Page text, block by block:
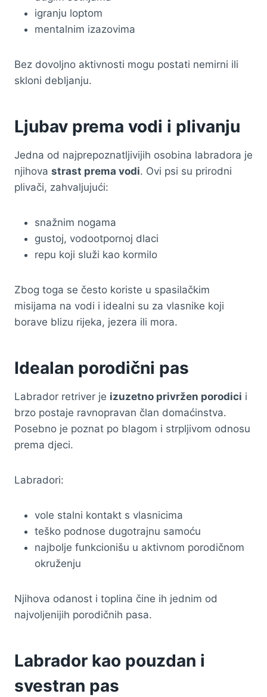
igranju loptom
mentalnim izazovima
Bez dovoljno aktivnosti mogu postati nemirni ili
skloni debljanju.
Ljubav prema vodi i plivanju
Jedna od najprepoznatljivijih osobina labradora je
njihova strast prema vodi. Ovi psi su prirodni
plivači, zahvaljujući:
snažnim nogama
gustoj, vodootpornoj dlaci
repu koji služi kao kormilo
Zbog toga se često koriste u spasilačkim
misijama na vodi i idealni su za vlasnike koji
borave blizu rijeka, jezera ili mora.
Idealan porodični pas
Labrador retriver je izuzetno privržen porodici i
brzo postaje ravnopravan član domaćinstva.
Posebno je poznat po blagom i strpljivom odnosu
prema djeci.
Labradori:
vole stalni kontakt s vlasnicima
teško podnose dugotrajnu samoću
najbolje funkcionišu u aktivnom porodičnom
okruženju
Njihova odanost i toplina čine ih jednim od
najvoljenijih porodičnih pasa.
Labrador kao pouzdan i
svestran pas